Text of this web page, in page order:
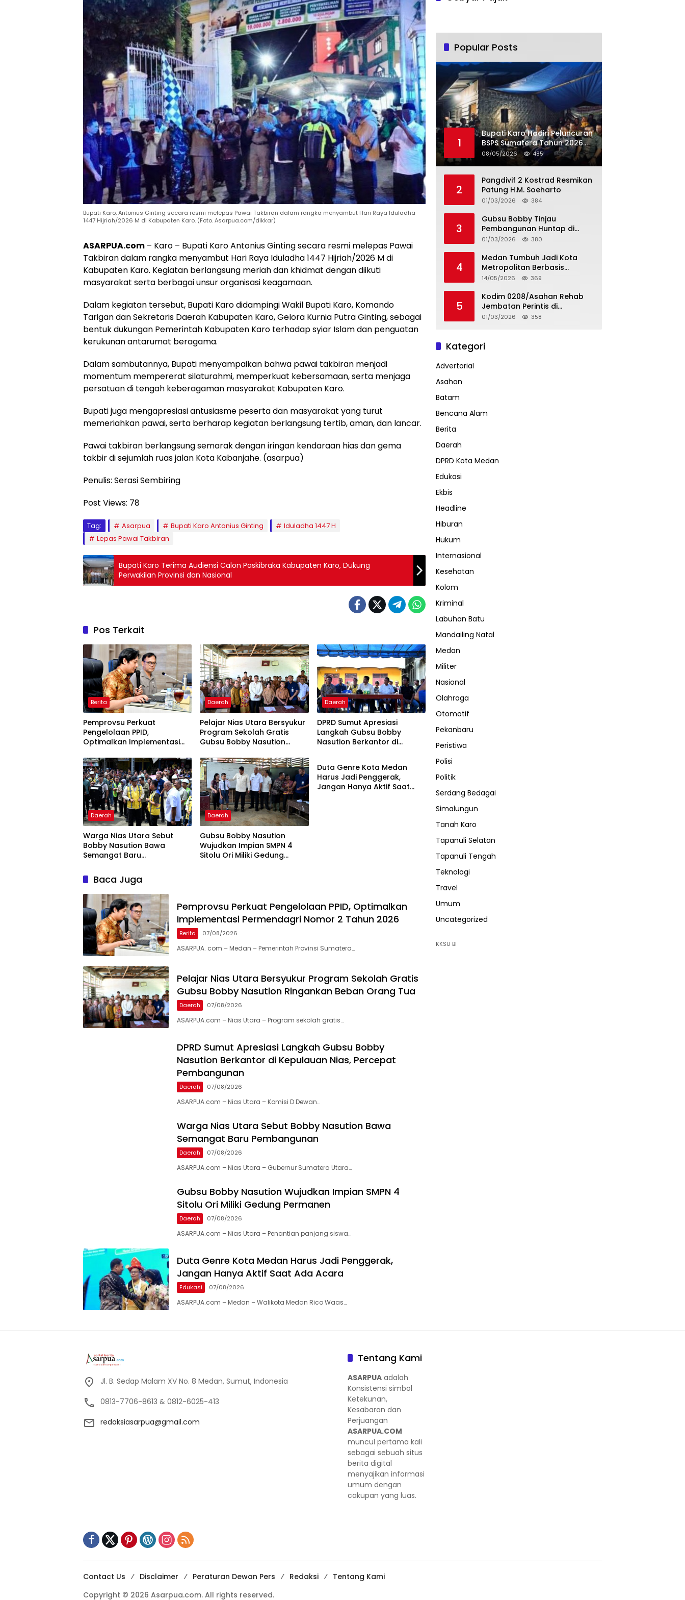
Bupati Karo, Antonius Ginting secara resmi melepas Pawai Takbiran dalam rangka menyambut Hari Raya Iduladha
1447 Hijriah/2026 M di Kabupaten Karo. (Foto. Asarpua.com/dikkar)
ASARPUA.com – Karo – Bupati Karo Antonius Ginting secara resmi melepas Pawai
Takbiran dalam rangka menyambut Hari Raya Iduladha 1447 Hijriah/2026 M di
Kabupaten Karo. Kegiatan berlangsung meriah dan khidmat dengan diikuti
masyarakat serta berbagai unsur organisasi keagamaan.
Dalam kegiatan tersebut, Bupati Karo didampingi Wakil Bupati Karo, Komando
Tarigan dan Sekretaris Daerah Kabupaten Karo, Gelora Kurnia Putra Ginting, sebagai
bentuk dukungan Pemerintah Kabupaten Karo terhadap syiar Islam dan penguatan
kerukunan antarumat beragama.
Dalam sambutannya, Bupati menyampaikan bahwa pawai takbiran menjadi
momentum mempererat silaturahmi, memperkuat kebersamaan, serta menjaga
persatuan di tengah keberagaman masyarakat Kabupaten Karo.
Bupati juga mengapresiasi antusiasme peserta dan masyarakat yang turut
memeriahkan pawai, serta berharap kegiatan berlangsung tertib, aman, dan lancar.
Pawai takbiran berlangsung semarak dengan iringan kendaraan hias dan gema
takbir di sejumlah ruas jalan Kota Kabanjahe. (asarpua)
Penulis: Serasi Sembiring
Post Views: 78
Tag: Asarpua Bupati Karo Antonius Ginting
Iduladha 1447 H
Lepas Pawai Takbiran
Bupati Karo Terima Audiensi Calon Paskibraka Kabupaten Karo, Dukung
Perwakilan Provinsi dan Nasional
Pos Terkait
Berita
Pemprovsu Perkuat
Pengelolaan PPID,
Optimalkan Implementasi
2026
Daerah
Pelajar Nias Utara Bersyukur
Program Sekolah Gratis
Gubsu Bobby Nasution
Daerah
DPRD Sumut Apresiasi
Langkah Gubsu Bobby
Nasution Berkantor di
Daerah
Warga Nias Utara Sebut
Bobby Nasution Bawa
Semangat Baru
Daerah
Gubsu Bobby Nasution
Wujudkan Impian SMPN 4
Sitolu Ori Miliki Gedung
Edukasi
Duta Genre Kota Medan
Harus Jadi Penggerak,
Jangan Hanya Aktif Saat
Baca Juga
Pemprovsu Perkuat Pengelolaan PPID, Optimalkan
Implementasi Permendagri Nomor 2 Tahun 2026
Berita 07/08/2026
ASARPUA. com – Medan – Pemerintah Provinsi Sumatera…
Pelajar Nias Utara Bersyukur Program Sekolah Gratis
Gubsu Bobby Nasution Ringankan Beban Orang Tua
Daerah 07/08/2026
ASARPUA.com – Nias Utara – Program sekolah gratis…
DPRD Sumut Apresiasi Langkah Gubsu Bobby
Nasution Berkantor di Kepulauan Nias, Percepat
Pembangunan
Daerah 07/08/2026
ASARPUA.com – Nias Utara – Komisi D Dewan…
Warga Nias Utara Sebut Bobby Nasution Bawa
Semangat Baru Pembangunan
Daerah 07/08/2026
ASARPUA.com – Nias Utara – Gubernur Sumatera Utara…
Gubsu Bobby Nasution Wujudkan Impian SMPN 4
Sitolu Ori Miliki Gedung Permanen
Daerah 07/08/2026
ASARPUA.com – Nias Utara – Penantian panjang siswa…
Duta Genre Kota Medan Harus Jadi Penggerak,
Jangan Hanya Aktif Saat Ada Acara
Edukasi 07/08/2026
ASARPUA.com – Medan – Walikota Medan Rico Waas…
Popular Posts
1
Bupati Karo Hadiri Peluncuran
BSPS Sumatera Tahun 2026
Secarra Daring
08/05/2026 485
2
Pangdivif 2 Kostrad Resmikan
Patung H.M. Soeharto
01/03/2026 384
3
Gubsu Bobby Tinjau
Pembangunan Huntap di
Tapteng
01/03/2026 380
4
Medan Tumbuh Jadi Kota
Metropolitan Berbasis
Teknologi
14/05/2026 369
5
Kodim 0208/Asahan Rehab
Jembatan Perintis di
Mandarsah
01/03/2026 358
Kategori
Advertorial
Asahan
Batam
Bencana Alam
Berita
Daerah
DPRD Kota Medan
Edukasi
Ekbis
Headline
Hiburan
Hukum
Internasional
Kesehatan
Kolom
Kriminal
Labuhan Batu
Mandailing Natal
Medan
Militer
Nasional
Olahraga
Otomotif
Pekanbaru
Peristiwa
Polisi
Politik
Serdang Bedagai
Simalungun
Tanah Karo
Tapanuli Selatan
Tapanuli Tengah
Teknologi
Travel
Umum
Uncategorized
KKSU BI
Jl. B. Sedap Malam XV No. 8 Medan, Sumut, Indonesia
0813-7706-8613 & 0812-6025-413
redaksiasarpua@gmail.com
Tentang Kami
ASARPUA adalah
Konsistensi simbol
Ketekunan,
Kesabaran dan
Perjuangan
ASARPUA.COM
muncul pertama kali
sebagai sebuah situs
berita digital
menyajikan informasi
umum dengan
cakupan yang luas.
Contact Us Disclaimer Peraturan Dewan Pers Redaksi
Tentang Kami
Copyright © 2026 Asarpua.com. All rights reserved.